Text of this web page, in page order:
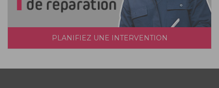
PLANIFIEZ UNE INTERVENTION